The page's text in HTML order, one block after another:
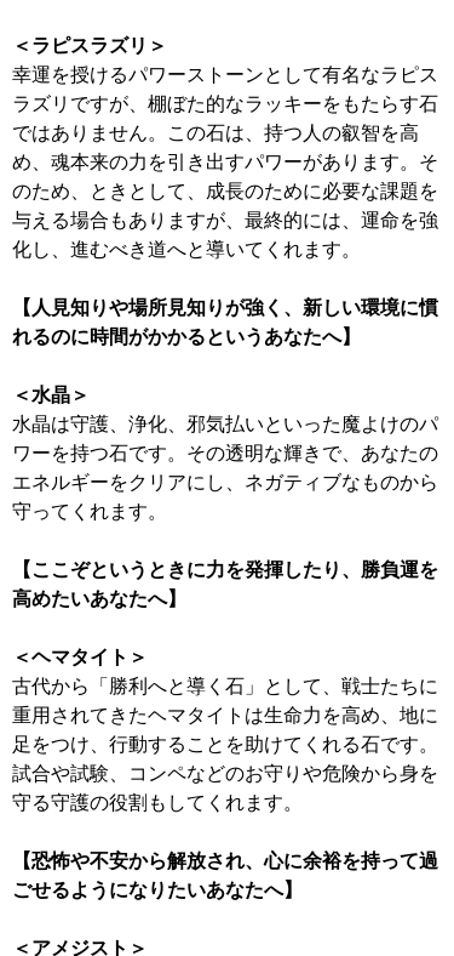
＜ラピスラズリ＞
幸運を授けるパワーストーンとして有名なラピス
ラズリですが、棚ぼた的なラッキーをもたらす石
ではありません。この石は、持つ人の叡智を高
め、魂本来の力を引き出すパワーがあります。そ
のため、ときとして、成長のために必要な課題を
与える場合もありますが、最終的には、運命を強
化し、進むべき道へと導いてくれます。
【人見知りや場所見知りが強く、新しい環境に慣
れるのに時間がかかるというあなたへ】
＜水晶＞
水晶は守護、浄化、邪気払いといった魔よけのパ
ワーを持つ石です。その透明な輝きで、あなたの
エネルギーをクリアにし、ネガティブなものから
守ってくれます。
【ここぞというときに力を発揮したり、勝負運を
高めたいあなたへ】
＜ヘマタイト＞
古代から「勝利へと導く石」として、戦士たちに
重用されてきたヘマタイトは生命力を高め、地に
足をつけ、行動することを助けてくれる石です。
試合や試験、コンペなどのお守りや危険から身を
守る守護の役割もしてくれます。
【恐怖や不安から解放され、心に余裕を持って過
ごせるようになりたいあなたへ】
＜アメジスト＞